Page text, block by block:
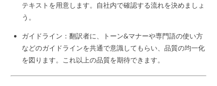
テキストを用意します。自社内で確認する流れを決めましょ
う。
ガイドライン：翻訳者に、トーン&マナーや専門語の使い方
などのガイドラインを共通で意識してもらい、品質の均一化
を図ります。これ以上の品質を期待できます。